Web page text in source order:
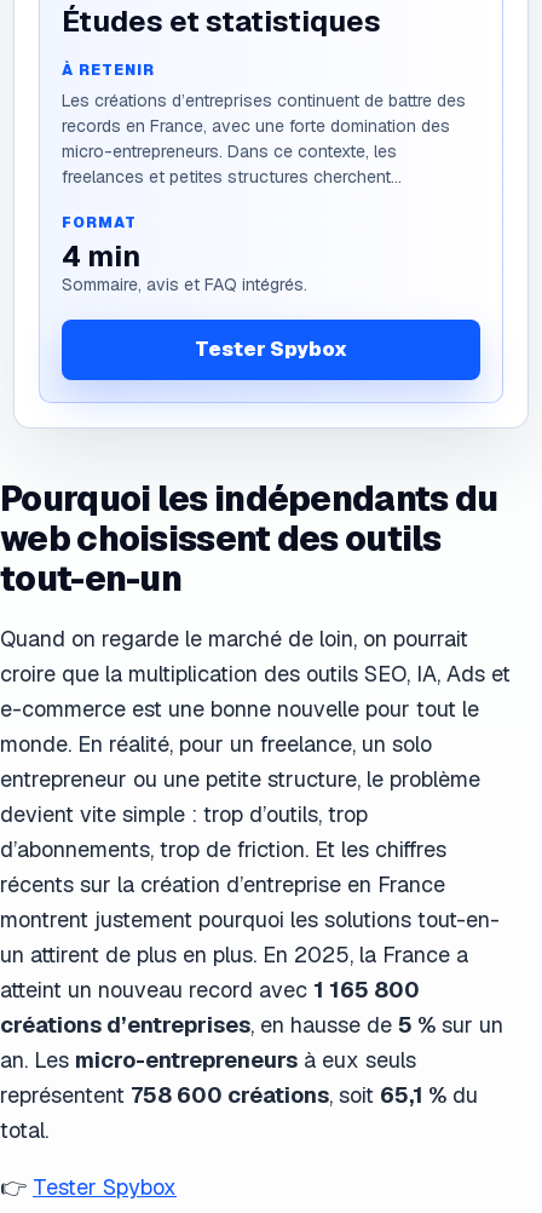
Études et statistiques
À RETENIR
Les créations d’entreprises continuent de battre des
records en France, avec une forte domination des
micro-entrepreneurs. Dans ce contexte, les
freelances et petites structures cherchent...
FORMAT
4 min
Sommaire, avis et FAQ intégrés.
Tester Spybox
Pourquoi les indépendants du
web choisissent des outils
tout-en-un
Quand on regarde le marché de loin, on pourrait
croire que la multiplication des outils SEO, IA, Ads et
e-commerce est une bonne nouvelle pour tout le
monde. En réalité, pour un freelance, un solo
entrepreneur ou une petite structure, le problème
devient vite simple : trop d’outils, trop
d’abonnements, trop de friction. Et les chiffres
récents sur la création d’entreprise en France
montrent justement pourquoi les solutions tout-en-
un attirent de plus en plus. En 2025, la France a
atteint un nouveau record avec 1 165 800
créations d’entreprises, en hausse de 5 % sur un
an. Les micro-entrepreneurs à eux seuls
représentent 758 600 créations, soit 65,1 % du
total.
👉 Tester Spybox